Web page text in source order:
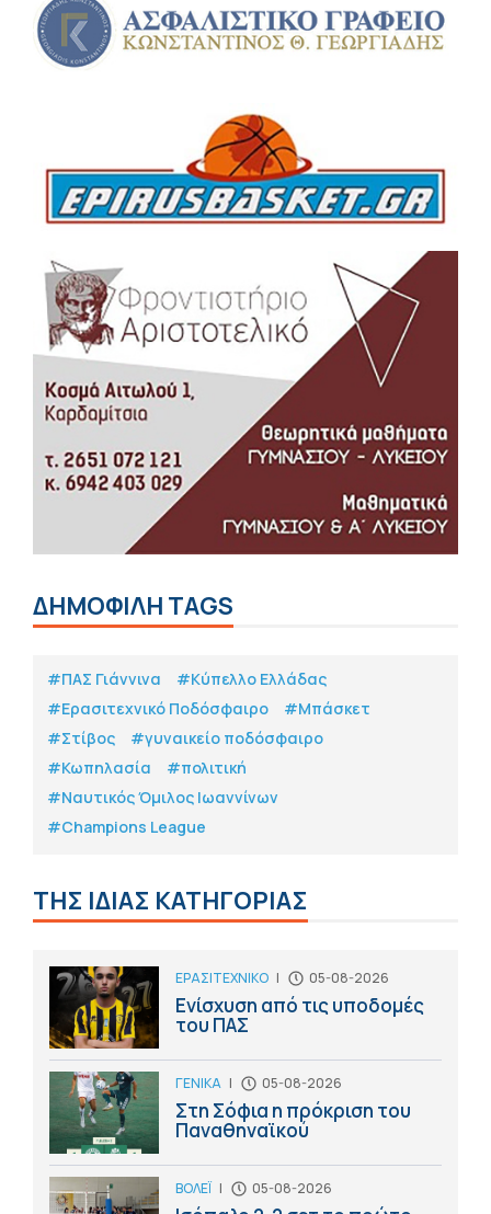
ΔΗΜΟΦΙΛΗ TAGS
#ΠΑΣ Γιάννινα
#Κύπελλο Ελλάδας
#Eρασιτεχνικό Ποδόσφαιρο
#Μπάσκετ
#Στίβος
#γυναικείο ποδόσφαιρο
#Κωπηλασία
#πολιτική
#Ναυτικός Όμιλος Ιωαννίνων
#Champions League
ΤΗΣ ΙΔΙΑΣ ΚΑΤΗΓΟΡΙΑΣ
ΕΡΑΣΙΤΕΧΝΙΚΟ | 05-08-2026
Ενίσχυση από τις υποδομές
του ΠΑΣ
ΓΕΝΙΚΑ | 05-08-2026
Στη Σόφια η πρόκριση του
Παναθηναϊκού
ΒΟΛΕΪ | 05-08-2026